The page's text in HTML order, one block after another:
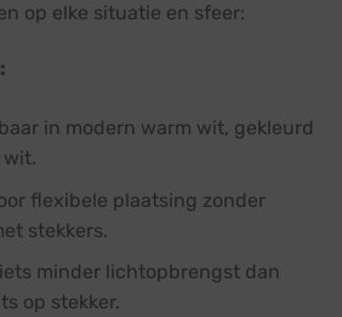
op elke situatie en sfeer:
in modern warm wit, gekleurd
wit.
flexibele plaatsing zonder
stekkers.
minder lichtopbrengst dan
op stekker.